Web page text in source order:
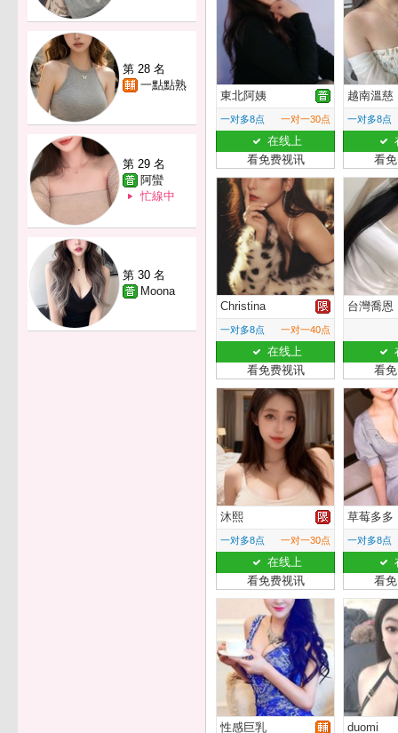
第 28 名
一點點熟
第 29 名
阿蠻
忙線中
第 30 名
Moona
東北阿姨
一对多8点 一对一30点
在线上
看免费视讯
越南溫慈
一对多8点
看
Christina
一对多8点 一对一40点
在线上
看免费视讯
台灣喬恩
看
沐熙
一对多8点 一对一30点
在线上
看免费视讯
草莓多多
一对多8点
看
性感巨乳 duomi